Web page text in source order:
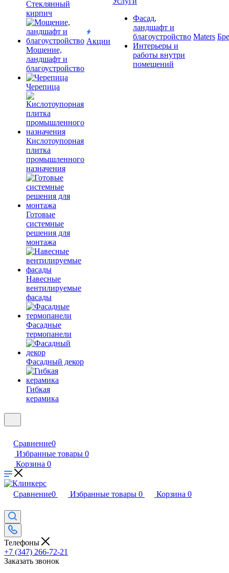
Cтеклянный
кирпич
Мощение,
ландшафт и
благоустройство
Черепица
Кислотоупорная
плитка
промышленного
назначения
Готовые
системные
решения для
монтажа
Навесные
вентилируемые
фасады
Фасадные
термопанели
Фасадный декор
Гибкая
керамика
Акции
Фасад,
ландшафт и
благоустройство
Интерьеры и
работы внутри
помещений
Maters
Сравнение0
Избранные товары 0
Корзина 0
Сравнение0 Избранные товары 0 Корзина 0
Телефоны
+7 (347) 266-72-21
Заказать звонок